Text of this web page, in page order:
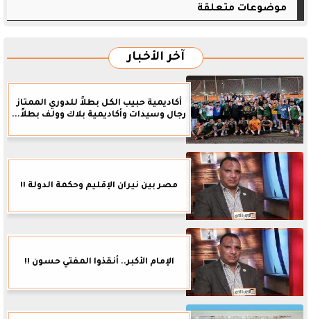
موضوعات متعلقة
آخر الأخبار
أكاديمية حبيب الكل بطلاً للدوري الممتاز
رجال وسيدات وأكاديمية بلاك وولف بطلاً...
مصر بين نيران الإقليم وحكمة الدولة !!
الإمام الأكبر.. أنقذوا المفتي حسون !!